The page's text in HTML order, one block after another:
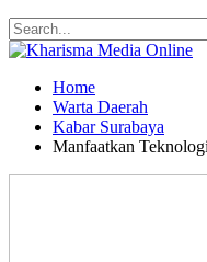
Home
Warta Daerah
Kabar Surabaya
Manfaatkan